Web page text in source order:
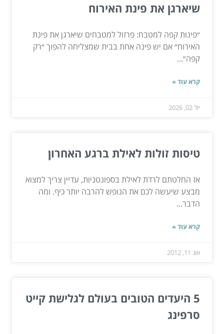
שיארגן את פינת האירוח
״פינות קפה למטבח: פרזול למטבחים שיארגן את פינת
האירוח״ אם יש פינה אחת בבית שמצליחה להפוך ״רק
קפה״...
קרא עוד »
יול 02, 2026
טיסות זולות לאילת ברגע האחרון
אז החלטתם לרדת לאילת בספונטניות, עדיין צריך למצוא
מבצע שיעשה לכם את הנופש להרבה יותר כיף. ומה
הדבר...
קרא עוד »
אוג 11, 2012
5 היעדים הטובים בעולם לגלישת קייט
סרפינג